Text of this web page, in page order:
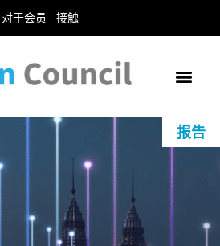
对于会员 接触
报告